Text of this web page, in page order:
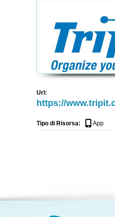
Url:
https://
Tipo di Risorsa: App